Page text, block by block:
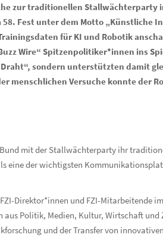
zur traditionellen Stallwächterparty
Fest unter dem Motto „Künstliche
für KI und Robotik
Wire“ Spitzenpolitiker*innen ins
sondern unterstützten damit
menschlichen Versuche konnte der
mit der Stallwächterparty ihr
eine der wichtigsten
Direktor*innen und FZI-Mitarbeitende
Politik, Medien, Kultur, Wirtschaft
und der Transfer von